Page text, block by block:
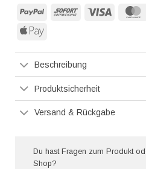
PayPal Sofort
Apple
Beschreibung
Produktsicherheit
Versand & Rückgabe
Du hast Fragen zum Produkt
Shop?